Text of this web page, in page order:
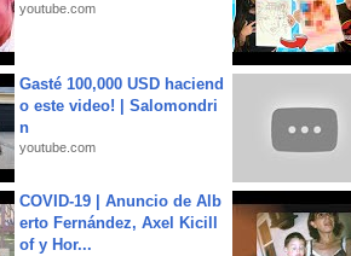
youtube.com
Gasté 100,000 USD haciend
o este video! | Salomondri
n
youtube.com
COVID-19 | Anuncio de Alb
erto Fernández, Axel Kicill
of y Hor...